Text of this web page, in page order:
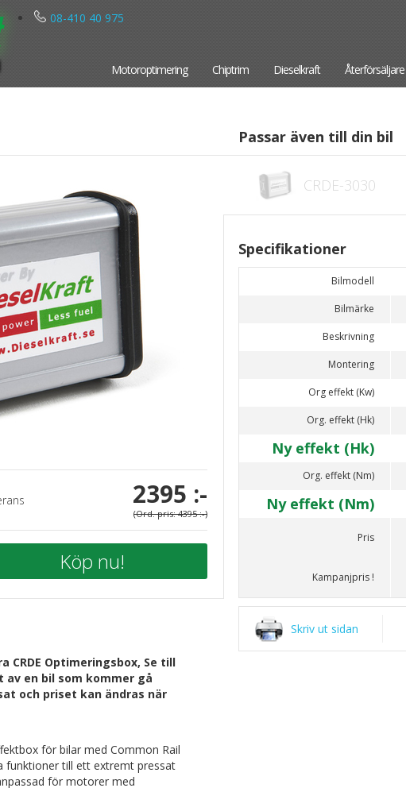
08-410 40 975
Motoroptimering Chiptrim Dieselkraft Återförsäljare
2395 :-
(Ord. pris: 4395 :-)
Köp nu!
CRDE Optimeringsbox, Se till
en bil som kommer gå
och priset kan ändras när
för bilar med Common Rail
funktioner till ett extremt pressat
för motorer med
Passar även till din bil
CRDE-3030
Specifikationer
Bilmodell
Bilmärke
Beskrivning
Montering
Org effekt (Kw)
Org. effekt (Hk)
Ny effekt (Hk)
Org. effekt (Nm)
Ny effekt (Nm)
Pris
Kampanjpris !
Skriv ut sidan